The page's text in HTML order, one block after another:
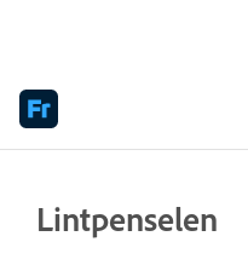
Lintpenselen